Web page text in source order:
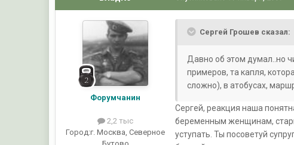
Форумчанин
2,2 тыс
Город:г. Москва, Северное
Сергей Грошев сказал:
Давно об этом думал..но
примеров, та капля,
сложно), в атобусах,
Сергей, реакция наша
беременным женщинам,
уступать. Ты посоветуй